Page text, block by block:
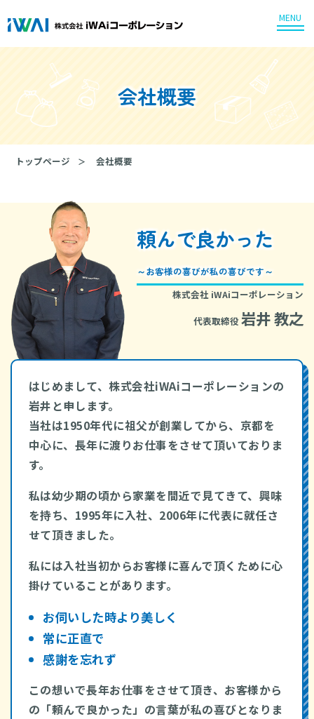
MENU
会社概要
トップページ 会社概要
頼んで良かった
～お客様の喜びが私の喜びです～
株式会社 iWAiコーポレーション
代表取締役 岩井 教之
はじめまして、株式会社iWAiコーポレーションの
岩井と申します。
当社は1950年代に祖父が創業してから、京都を
中心に、長年に渡りお仕事をさせて頂いておりま
す。
私は幼少期の頃から家業を間近で見てきて、興味
を持ち、1995年に入社、2006年に代表に就任さ
せて頂きました。
私には入社当初からお客様に喜んで頂くために心
掛けていることがあります。
お伺いした時より美しく
常に正直で
感謝を忘れず
この想いで長年お仕事をさせて頂き、お客様から
の「頼んで良かった」の言葉が私の喜びとなりま